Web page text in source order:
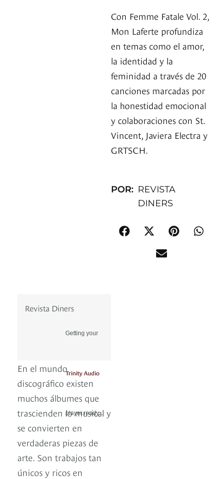
Con Femme Fatale Vol. 2,
Mon Laferte profundiza
en temas como el amor,
la identidad y la
feminidad a través de 20
canciones marcadas por
la honestidad emocional
y colaboraciones con St.
Vincent, Javiera Electra y
GRTSCH.
POR: REVISTA
DINERS
Revista Diners
Getting your
Trinity Audio
player ready...
En el mundo
discográfico existen
muchos álbumes que
trascienden lo musical y
se convierten en
verdaderas piezas de
arte. Son trabajos tan
únicos y ricos en